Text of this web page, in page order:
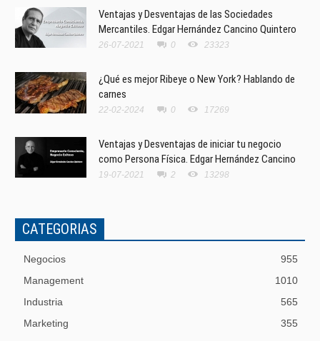
Ventajas y Desventajas de las Sociedades
Mercantiles. Edgar Hernández Cancino Quintero
26-07-2021 0 23323
¿Qué es mejor Ribeye o New York? Hablando de
carnes
22-02-2024 0 17269
Ventajas y Desventajas de iniciar tu negocio
como Persona Física. Edgar Hernández Cancino
19-07-2021 2 13298
CATEGORIAS
Negocios
955
Management
1010
Industria
565
Marketing
355